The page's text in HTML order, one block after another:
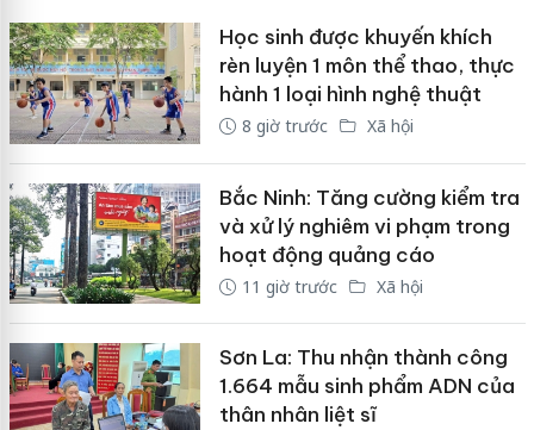
Học sinh được khuyến khích
rèn luyện 1 môn thể thao, thực
hành 1 loại hình nghệ thuật
8 giờ trước Xã hội
Bắc Ninh: Tăng cường kiểm tra
và xử lý nghiêm vi phạm trong
hoạt động quảng cáo
11 giờ trước Xã hội
Sơn La: Thu nhận thành công
1.664 mẫu sinh phẩm ADN của
thân nhân liệt sĩ